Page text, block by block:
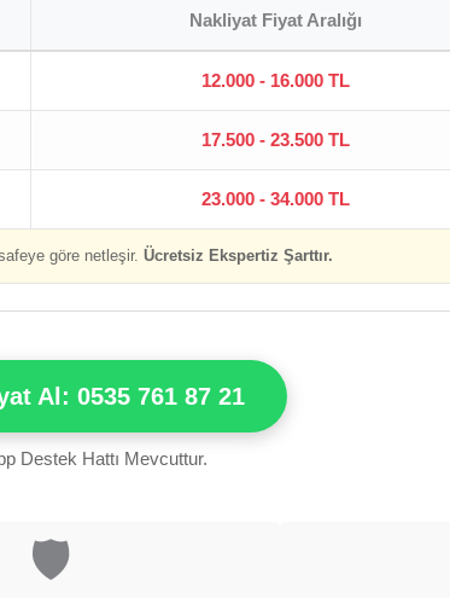
Nakliyat Fiyat Aralığı
12.000 - 16.000 TL
17.500 - 23.500 TL
23.000 - 34.000 TL
göre netleşir. Ücretsiz Ekspertiz Şarttır.
Al: 0535 761 87 21
Destek Hattı Mevcuttur.
🛡️